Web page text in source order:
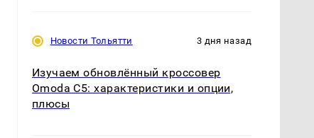
Новости Тольятти 3 дня назад
Изучаем обновлённый кроссовер
Omoda C5: характеристики и опции,
плюсы